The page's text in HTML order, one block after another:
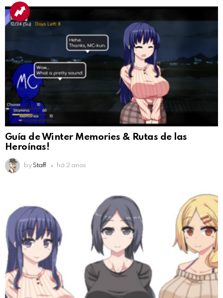
Guía de Winter Memories & Rutas de las
Heroínas!
by Staff há 2 anos